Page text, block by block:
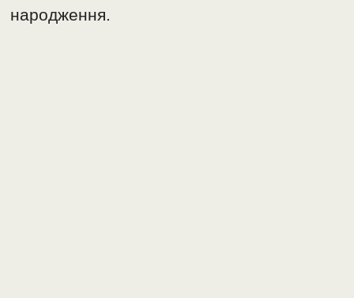
народження.